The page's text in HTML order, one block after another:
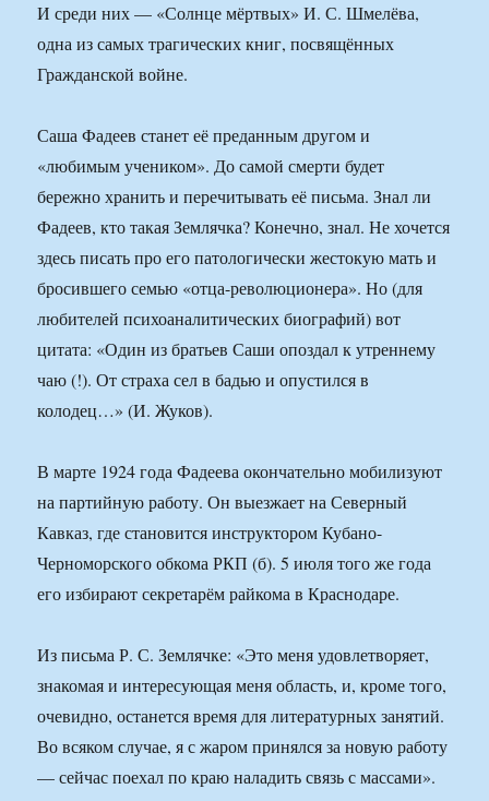
И среди них — «Солнце мёртвых» И. С. Шмелёва,
одна из самых трагических книг, посвящённых
Гражданской войне.
Саша Фадеев станет её преданным другом и
«любимым учеником». До самой смерти будет
бережно хранить и перечитывать её письма. Знал ли
Фадеев, кто такая Землячка? Конечно, знал. Не хочется
здесь писать про его патологически жестокую мать и
бросившего семью «отца-революционера». Но (для
любителей психоаналитических биографий) вот
цитата: «Один из братьев Саши опоздал к утреннему
чаю (!). От страха сел в бадью и опустился в
колодец…» (И. Жуков).
В марте 1924 года Фадеева окончательно мобилизуют
на партийную работу. Он выезжает на Северный
Кавказ, где становится инструктором Кубано-
Черноморского обкома РКП (б). 5 июля того же года
его избирают секретарём райкома в Краснодаре.
Из письма Р. С. Землячке: «Это меня удовлетворяет,
знакомая и интересующая меня область, и, кроме того,
очевидно, останется время для литературных занятий.
Во всяком случае, я с жаром принялся за новую работу
— сейчас поехал по краю наладить связь с массами».